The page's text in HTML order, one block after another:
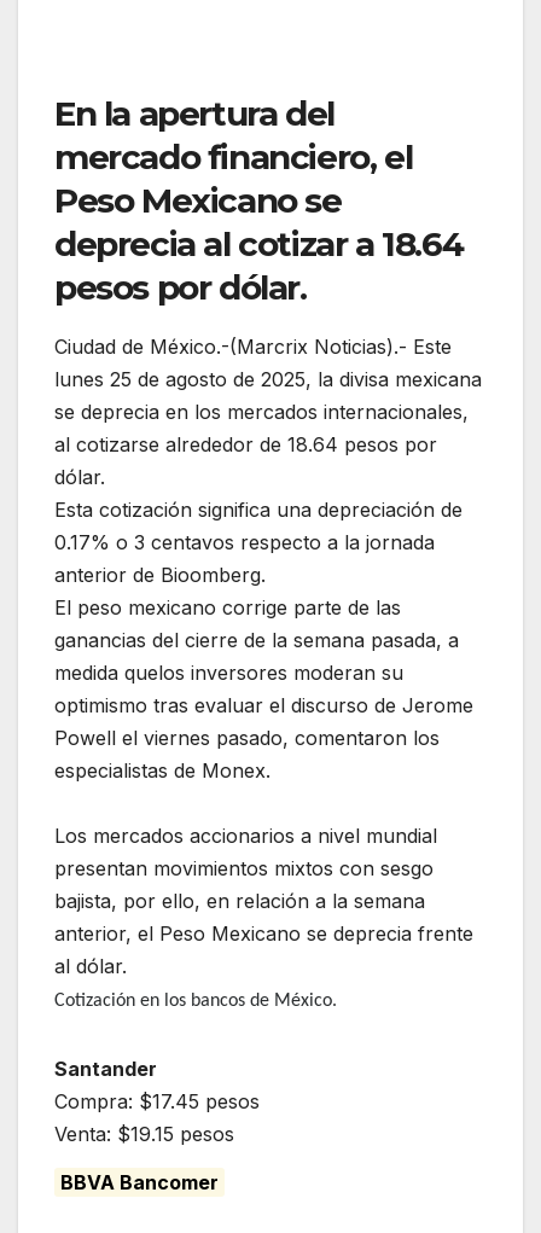
En la apertura del
mercado financiero, el
Peso Mexicano se
deprecia al cotizar a 18.64
pesos por dólar.
Ciudad de México.-(Marcrix Noticias).- Este
lunes 25 de agosto de 2025, la divisa mexicana
se deprecia en los mercados internacionales,
al cotizarse alrededor de 18.64 pesos por
dólar.
Esta cotización significa una depreciación de
0.17% o 3 centavos respecto a la jornada
anterior de Bioomberg.
El peso mexicano corrige parte de las
ganancias del cierre de la semana pasada, a
medida quelos inversores moderan su
optimismo tras evaluar el discurso de Jerome
Powell el viernes pasado, comentaron los
especialistas de Monex.
Los mercados accionarios a nivel mundial
presentan movimientos mixtos con sesgo
bajista, por ello, en relación a la semana
anterior, el Peso Mexicano se deprecia frente
al dólar.
Cotización en los bancos de México.
Santander
Compra: $17.45 pesos
Venta: $19.15 pesos
BBVA Bancomer